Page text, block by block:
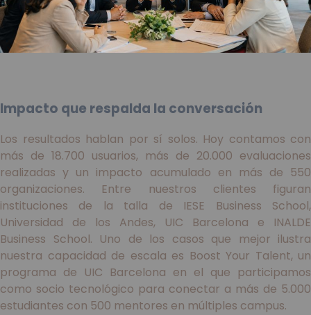
Impacto que respalda la conversación
Los resultados hablan por sí solos. Hoy contamos con
más de 18.700 usuarios, más de 20.000 evaluaciones
realizadas y un impacto acumulado en más de 550
organizaciones. Entre nuestros clientes figuran
instituciones de la talla de IESE Business School,
Universidad de los Andes, UIC Barcelona e INALDE
Business School. Uno de los casos que mejor ilustra
nuestra capacidad de escala es Boost Your Talent, un
programa de UIC Barcelona en el que participamos
como socio tecnológico para conectar a más de 5.000
estudiantes con 500 mentores en múltiples campus.